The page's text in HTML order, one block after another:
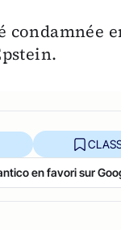
condamnée
en favori sur